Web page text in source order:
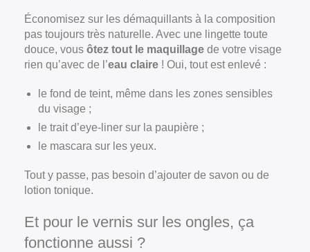
Économisez sur les démaquillants à la composition
pas toujours très naturelle. Avec une lingette toute
douce, vous ôtez tout le maquillage de votre visage
rien qu’avec de l’eau claire ! Oui, tout est enlevé :
le fond de teint, même dans les zones sensibles
du visage ;
le trait d’eye-liner sur la paupière ;
le mascara sur les yeux.
Tout y passe, pas besoin d’ajouter de savon ou de
lotion tonique.
Et pour le vernis sur les ongles, ça
fonctionne aussi ?